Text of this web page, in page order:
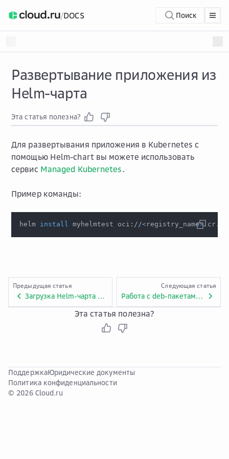
/DOCS Поиск
Развертывание приложения из
Helm-чарта
Эта статья полезна?
Для развертывания приложения в Kubernetes с
помощью Helm-chart вы можете использовать
сервис Managed Kubernetes.
Пример команды:
helm install myhelmtest oci://<registry_name>
Предыдущая статья
Загрузка Helm-чарта в репозиторий Artifact Registry
Следующая статья
Работа с deb-пакетами в Artifact Registry
Эта статья полезна?
ПоддержкаЮридические документы
Политика конфиденциальности
© 2026 Cloud.ru